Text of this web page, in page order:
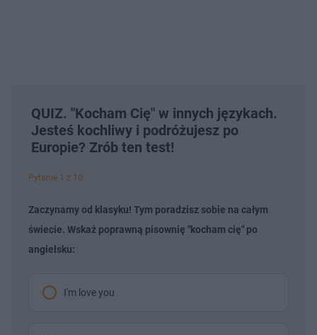
QUIZ. "Kocham Cię" w innych językach.
Jesteś kochliwy i podróżujesz po
Europie? Zrób ten test!
Pytanie 1 z 10
Zaczynamy od klasyku! Tym poradzisz sobie na całym
świecie. Wskaż poprawną pisownię "kocham cię" po
angielsku:
I'm love you